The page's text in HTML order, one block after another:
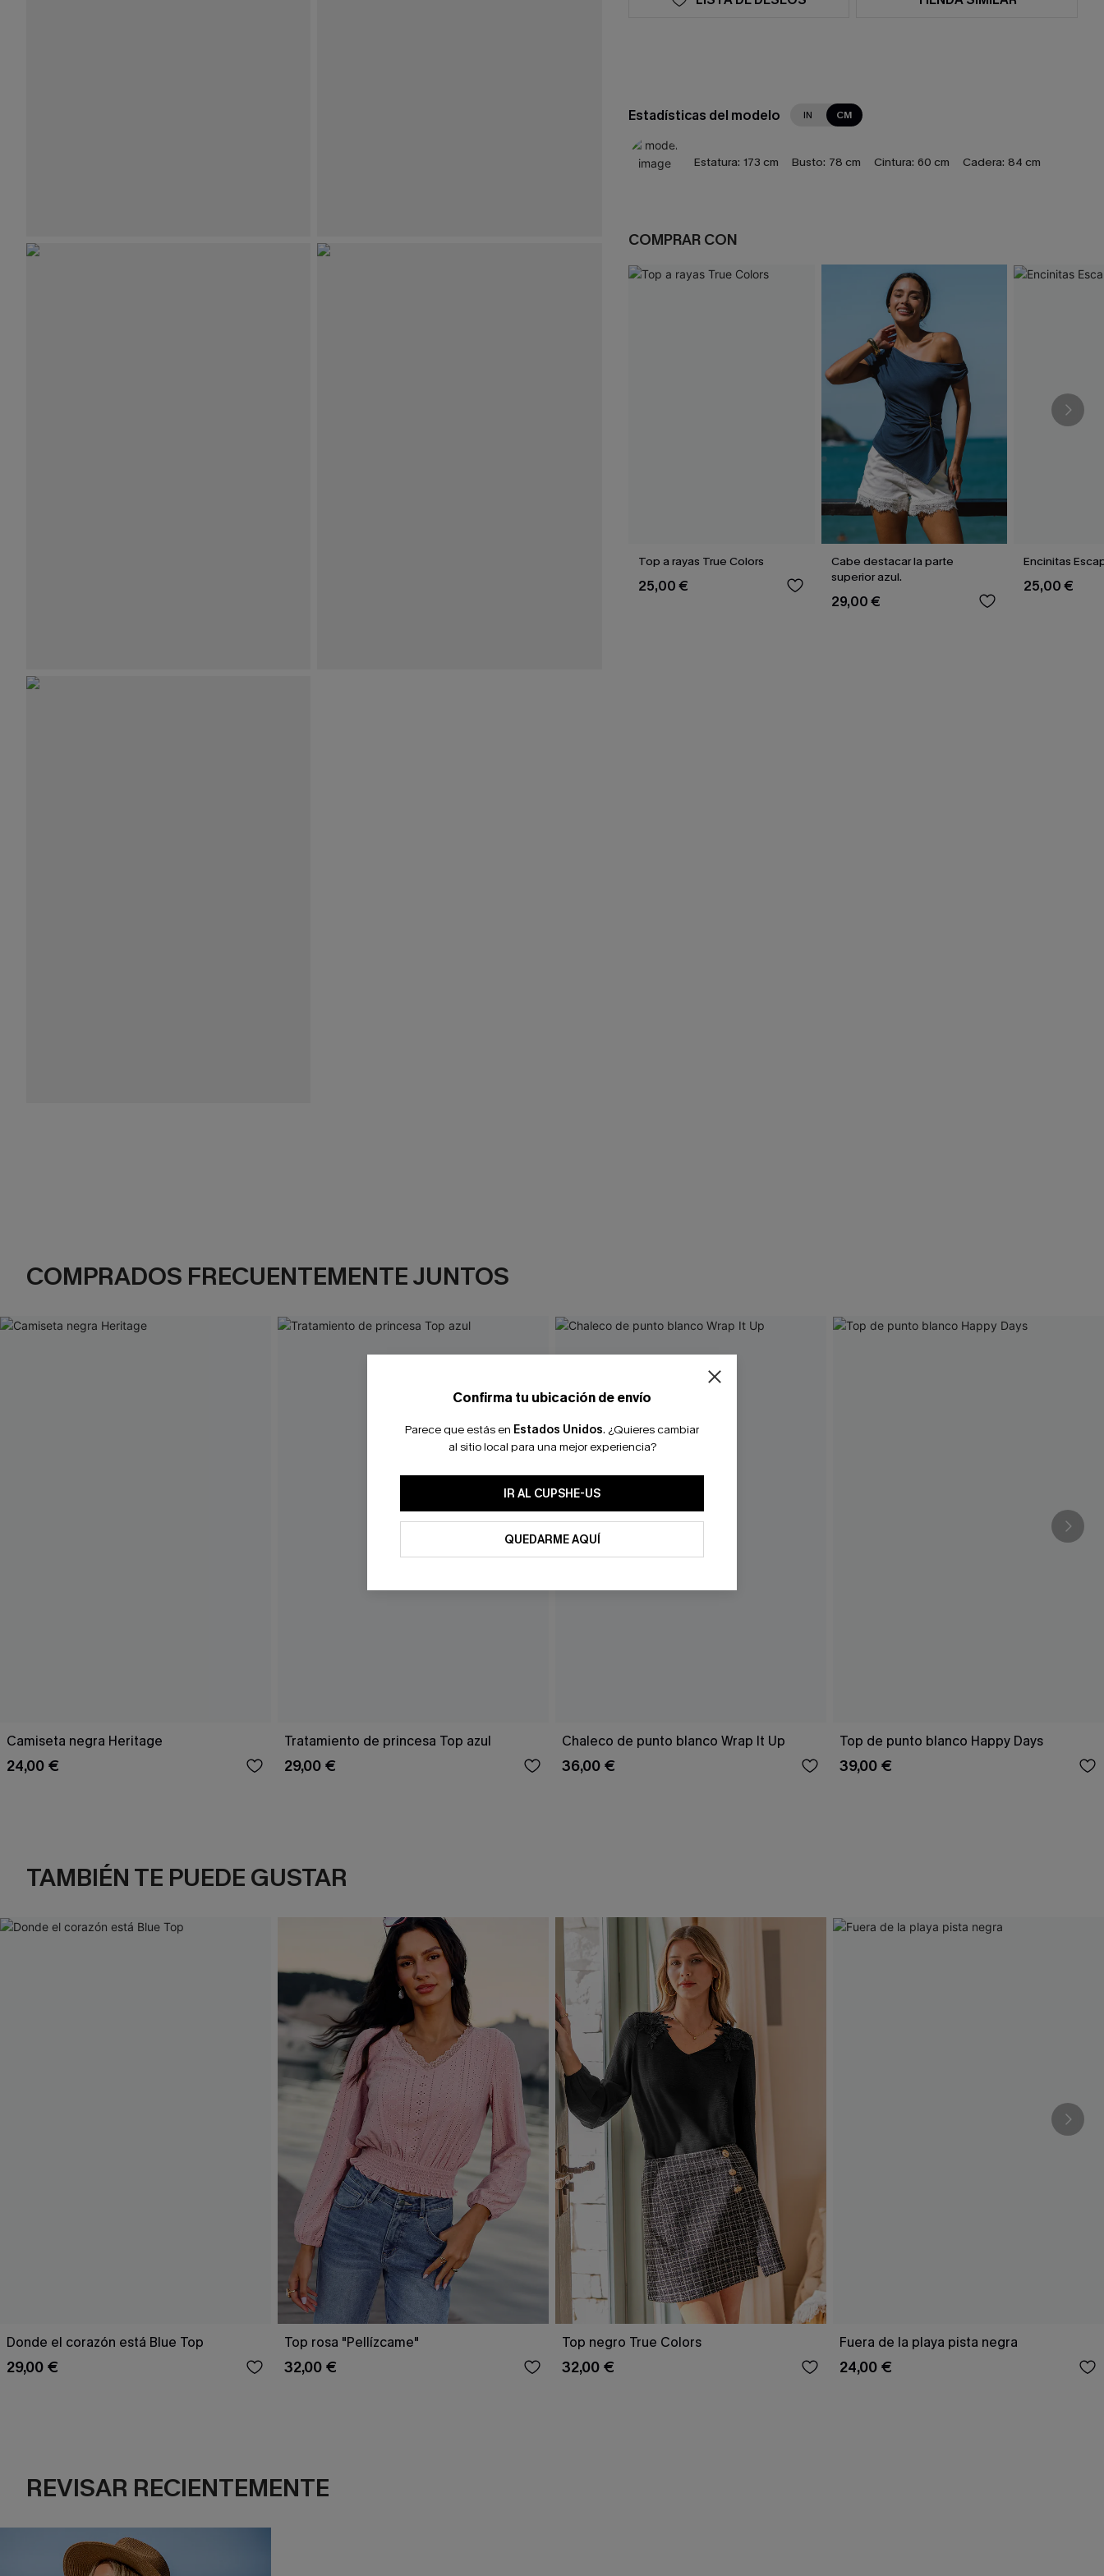
Estadísticas del modelo IN CM
Estatura: 173 cm Busto: 78 cm Cintura: 60 cm Cadera: 84 cm
COMPRAR CON
Top a rayas True Colors
25,00 €
Cabe destacar la parte
superior azul.
29,00 €
Encinitas
25,00 €
COMPRADOS FRECUENTEMENTE JUNTOS
Camiseta negra Heritage
24,00 €
Tratamiento de princesa Top azul
29,00 €
Chaleco de punto blanco Wrap It Up
36,00 €
Top de punto blanco Happy Days
39,00 €
TAMBIÉN TE PUEDE GUSTAR
Donde el corazón está Blue Top
29,00 €
Top rosa "Pellízcame"
32,00 €
Top negro True Colors
32,00 €
Fuera de la playa pista negra
24,00 €
REVISAR RECIENTEMENTE
Confirma tu ubicación de envío
Parece que estás en Estados Unidos. ¿Quieres cambiar
al sitio local para una mejor experiencia?
IR AL CUPSHE-US
QUEDARME AQUÍ